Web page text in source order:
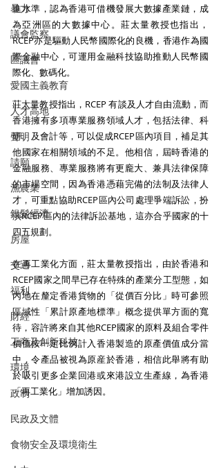
暴力
議會監察
區議會
愛國主義教育
人才高地
聲明
請願
漁農業
銀髮經濟
房屋
交通
福利
財經
工商及創新科技
環境
政制
民政及文體
食物安全及環境衛生
進水準，認為香港可借機發展大數據產業鏈，成
為亞洲區的大數據中心。莊太量教授也指出，
RCEP亦是驅動人民幣國際化的良機，香港作為國
際金融中心，可運用金融科技協助推動人民幣國
際化、數碼化。
莊太量教授指出，RCEP 有談及人才自由流動，而
香港擁有多項專業服務領域人才，包括法律、科
研、及會計等，可以促成RCEP區內項目，補足其
他國家在相關領域的不足。他相信，屆時香港的
金融服務、專業服務將有更龐大、兼具法律保障
的市場空間，因為香港憑藉完備的法制及法律人
才，可重點協助RCEP區內公司處理爭端訴訟，扮
演RCEP區內的法律訴訟基地，這亦合乎國家的十
四五規劃。
在再工業化方面，莊太量教授指出，由於香港和
RCEP國家之間早已存在特殊的產業分工型態，如
內地在釐定香港貨物的「從價百分比」時可參照
區域性「累計原產地標準」概念提供單方面的寬
待，容許將來自其他RCEP國家的原料及組合零件
價值按一定比例計入香港製造的原產價值成分當
中，令產品被視為原産於香港，相信此舉將有助
於吸引更多企業回港或來港設立生產線，為香港
「再工業化」增加誘因。